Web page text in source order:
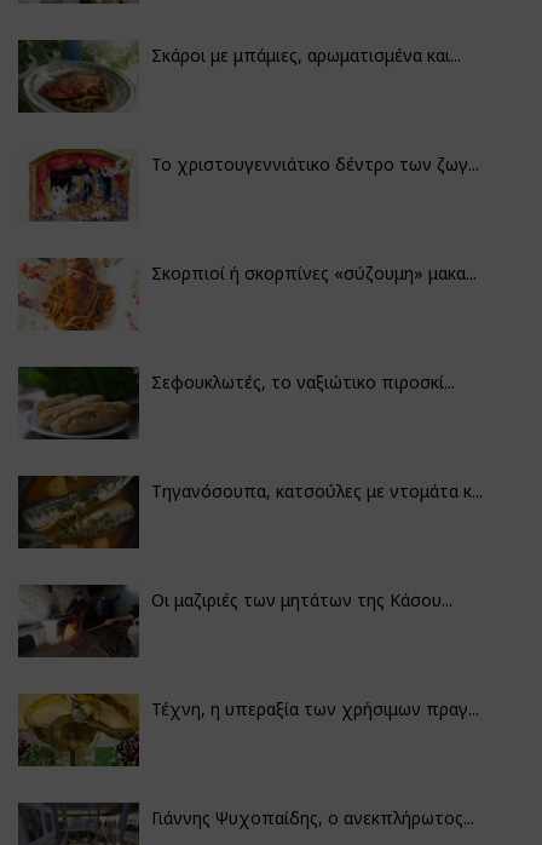
Σκάροι με μπάμιες, αρωματισμένα και...
Το χριστουγεννιάτικο δέντρο των ζωγ...
Σκορπιοί ή σκορπίνες «σύζουμη» μακα...
Σεφουκλωτές, το ναξιώτικο πιροσκί...
Τηγανόσουπα, κατσούλες με ντομάτα κ...
Οι μαζιριές των μητάτων της Κάσου...
Τέχνη, η υπεραξία των χρήσιμων πραγ...
Γιάννης Ψυχοπαίδης, ο ανεκπλήρωτος...